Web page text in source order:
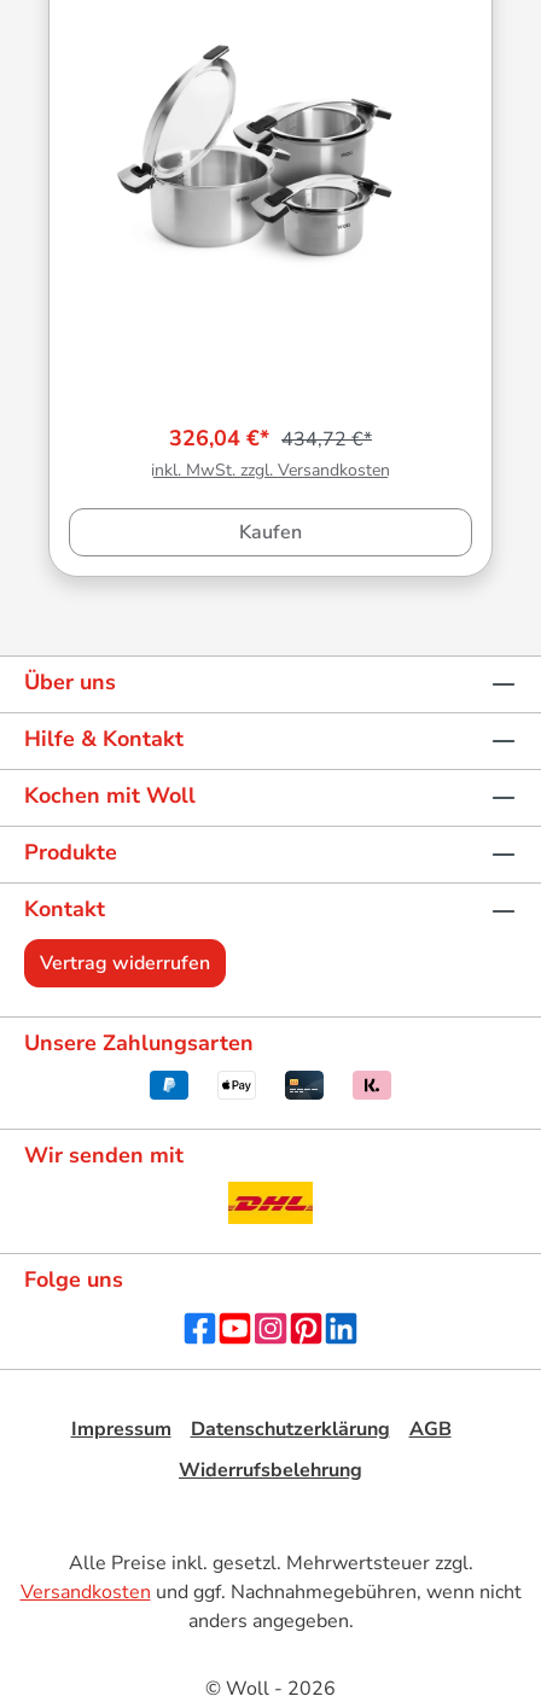
326,04 €* 434,72 €*
inkl. MwSt. zzgl. Versandkosten
Kaufen
Über uns
Hilfe & Kontakt
Kochen mit Woll
Produkte
Kontakt
Vertrag widerrufen
Unsere Zahlungsarten
Wir senden mit
Folge uns
Impressum Datenschutzerklärung
AGB
Widerrufsbelehrung
Alle Preise inkl. gesetzl. Mehrwertsteuer zzgl.
Versandkosten und ggf. Nachnahmegebühren, wenn nicht
anders angegeben.
© Woll - 2026